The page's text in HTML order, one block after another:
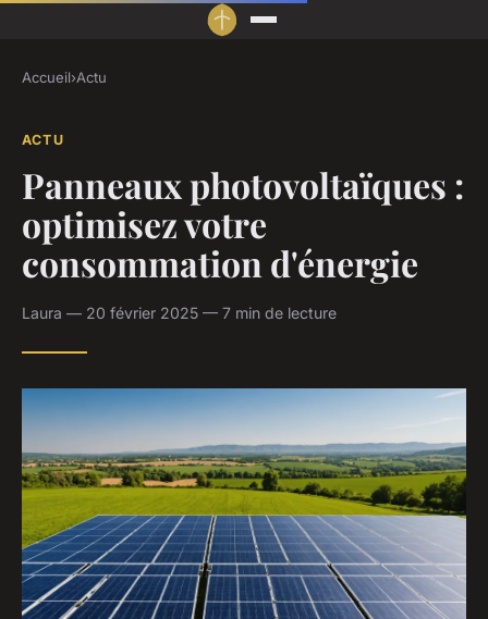
Accueil›Actu
ACTU
Panneaux photovoltaïques :
optimisez votre
consommation d'énergie
Laura — 20 février 2025 — 7 min de lecture